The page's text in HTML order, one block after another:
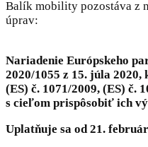
Balík mobility pozostáva z
úprav:
Nariadenie Európskeho
2020/1055 z 15. júla
(ES) č. 1071/2009, (ES) č.
s cieľom prispôsobiť ich
Uplatňuje sa od 21.